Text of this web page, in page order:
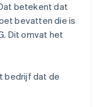
betekent dat
bevatten die is
Dit omvat het
bedrijf dat de